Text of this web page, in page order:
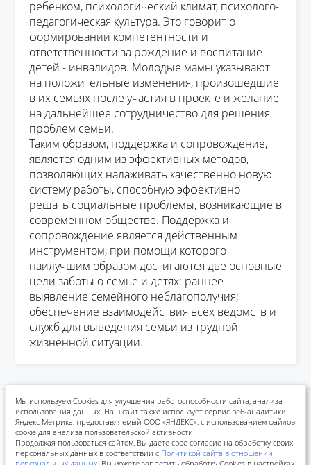
ребенком, психологический климат, психолого-
педагогическая культура. Это говорит о
формировании компетентности и
ответственности за рождение и воспитание
детей - инвалидов. Молодые мамы указывают
на положительные изменения, произошедшие
в их семьях после участия в проекте и желание
на дальнейшее сотрудничество для решения
проблем семьи.
Таким образом, поддержка и сопровождение,
является одним изэффективных методов,
позволяющих налаживать качественно новую
систему работы, способную эффективно
решать социальные проблемы, возникающие в
современном обществе. Поддержка и
сопровождение является действенным
инструментом, при помощи которого
наилучшим образом достигаются две основные
цели заботы о семье и детях: раннее
выявление семейного неблагополучия;
обеспечение взаимодействия всех ведомств и
служб для выведения семьи из трудной
жизненной ситуации.
Политика конфиденциальности
Положения конкурсов
Реквизиты для оплаты
Мы используем Cookies для улучшения работоспособности сайта, анализа
использования данных. Наш сайт также использует сервис веб-аналитики
Яндекс Метрика, предоставляемый ООО «ЯНДЕКС», с использованием файлов
cookie для анализа пользовательской активности.
Продолжая пользоваться сайтом, Вы даете свое согласие на обработку своих
персональных данных в соответствии с Политикой сайта в отношении